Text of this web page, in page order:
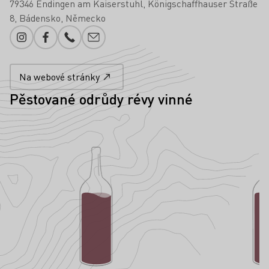
79346 Endingen am Kaiserstuhl Königschaffhauser Straße
8 Bádensko Německo
InstagramFacebookTelefonní číslo
Přidání e-mailu
Na webové stránky
Pěstované odrůdy révy vinné